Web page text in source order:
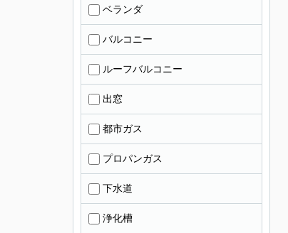
ベランダ
バルコニー
ルーフバルコニー
出窓
都市ガス
プロパンガス
下水道
浄化槽